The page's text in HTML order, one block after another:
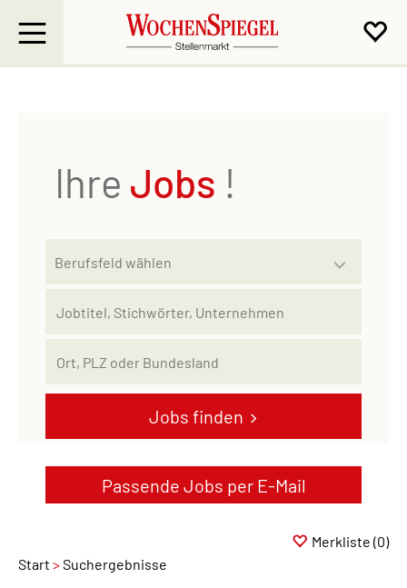
Passende Jobs per E-Mail
Ihre Jobs !
Jobs finden
Start Suchergebnisse
Merkliste (0)